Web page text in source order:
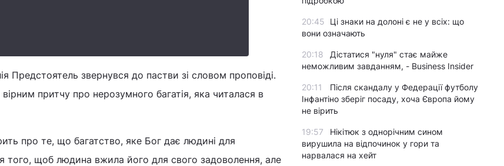
Предстоятель звернувся до пастви зі словом проповіді.
притчу про нерозумного багатія, яка читалася в
про те, що багатство, яке Бог дає людині для
того, щоб людина вжила його для свого задоволення, але
20:45
Ці знаки на долоні є не у всіх: що
вони означають
20:18
Дістатися "нуля" стає майже
неможливим завданням, - Business Insider
20:11
Після скандалу у Федерації футболу
Інфантіно зберіг посаду, хоча Європа йому
не вірить
19:57
Нікітюк з однорічним сином
вирушила на відпочинок у гори та
нарвалася на хейт